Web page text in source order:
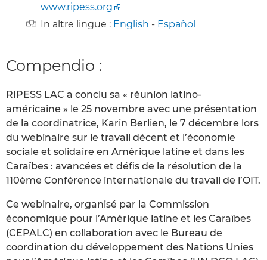
www.ripess.org
In altre lingue : English - Español
Compendio :
RIPESS LAC a conclu sa « réunion latino-
américaine » le 25 novembre avec une présentation
de la coordinatrice, Karin Berlien, le 7 décembre lors
du webinaire sur le travail décent et l’économie
sociale et solidaire en Amérique latine et dans les
Caraïbes : avancées et défis de la résolution de la
110ème Conférence internationale du travail de l’OIT.
Ce webinaire, organisé par la Commission
économique pour l’Amérique latine et les Caraïbes
(CEPALC) en collaboration avec le Bureau de
coordination du développement des Nations Unies